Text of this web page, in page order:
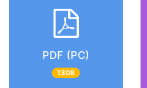
PDF (PC)
1308